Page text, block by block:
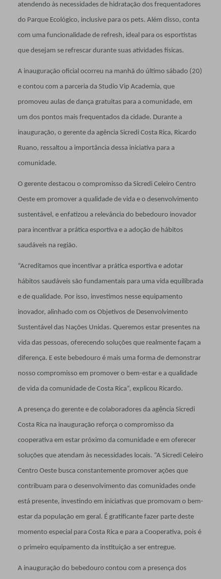
atendendo às necessidades de hidratação dos frequentadores
do Parque Ecológico, inclusive para os pets. Além disso, conta
com uma funcionalidade de refresh, ideal para os esportistas
que desejam se refrescar durante suas atividades físicas.
A inauguração oficial ocorreu na manhã do último sábado (20)
e contou com a parceria da Studio Vip Academia, que
promoveu aulas de dança gratuitas para a comunidade, em
um dos pontos mais frequentados da cidade. Durante a
inauguração, o gerente da agência Sicredi Costa Rica, Ricardo
Ruano, ressaltou a importância dessa iniciativa para a
comunidade.
O gerente destacou o compromisso da Sicredi Celeiro Centro
Oeste em promover a qualidade de vida e o desenvolvimento
sustentável, e enfatizou a relevância do bebedouro inovador
para incentivar a prática esportiva e a adoção de hábitos
saudáveis na região.
“Acreditamos que incentivar a prática esportiva e adotar
hábitos saudáveis são fundamentais para uma vida equilibrada
e de qualidade. Por isso, investimos nesse equipamento
inovador, alinhado com os Objetivos de Desenvolvimento
Sustentável das Nações Unidas. Queremos estar presentes na
vida das pessoas, oferecendo soluções que realmente façam a
diferença. E este bebedouro é mais uma forma de demonstrar
nosso compromisso em promover o bem-estar e a qualidade
de vida da comunidade de Costa Rica”, explicou Ricardo.
A presença do gerente e de colaboradores da agência Sicredi
Costa Rica na inauguração reforça o compromisso da
cooperativa em estar próximo da comunidade e em oferecer
soluções que atendam às necessidades locais. “A Sicredi Celeiro
Centro Oeste busca constantemente promover ações que
contribuam para o desenvolvimento das comunidades onde
está presente, investindo em iniciativas que promovam o bem-
estar da população em geral. É gratificante fazer parte deste
momento especial para Costa Rica e para a Cooperativa, pois é
o primeiro equipamento da instituição a ser entregue.
A inauguração do bebedouro contou com a presença dos